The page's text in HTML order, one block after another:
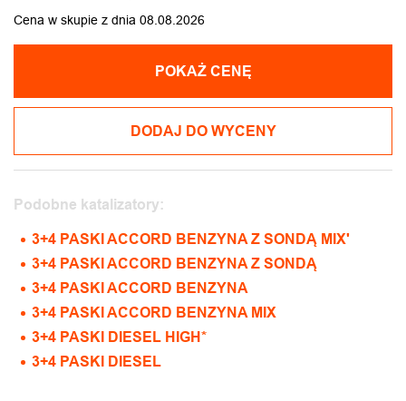
Cena w skupie z dnia 08.08.2026
POKAŻ CENĘ
DODAJ DO WYCENY
Podobne katalizatory:
3+4 PASKI ACCORD BENZYNA Z SONDĄ MIX'
3+4 PASKI ACCORD BENZYNA Z SONDĄ
3+4 PASKI ACCORD BENZYNA
3+4 PASKI ACCORD BENZYNA MIX
3+4 PASKI DIESEL HIGH*
3+4 PASKI DIESEL